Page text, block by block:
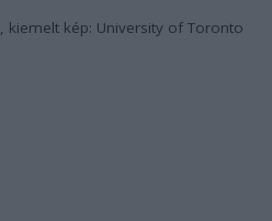
, kiemelt kép: University of Toronto